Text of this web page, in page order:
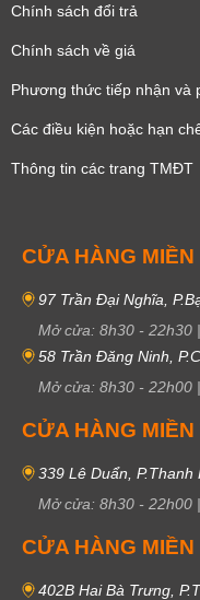
Chính sách đổi trả
Chính sách về giá
Phương thức tiếp nhận và
Các điều kiện hoặc hạn
Thông tin các trang TMĐT
CỬA HÀNG MIỀN
97 Trần Đại Nghĩa,
Mở cửa: 8h30 - 22h30 |
58 Trần Đăng Ninh,
Mở cửa: 8h30 - 22h00 |
CỬA HÀNG MIỀN
339 Lê Duẩn,
Mở cửa: 8h30 - 22h00 |
CỬA HÀNG MIỀN
402B Hai Bà Trưng,